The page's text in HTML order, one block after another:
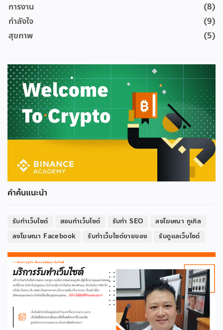
การงาน
(8)
กำลังใจ
(9)
สุขภาพ
(5)
คำค้นแนะนำ
รับทำเว็บไซต์ สอนทำเว็บไซต์ รับทำ SEO
ลงโฆษณา กูเกิล
ลงโฆษณา Facebook
รับทำเว็บไซต์ขายของ รับดูแลเว็บไซต์